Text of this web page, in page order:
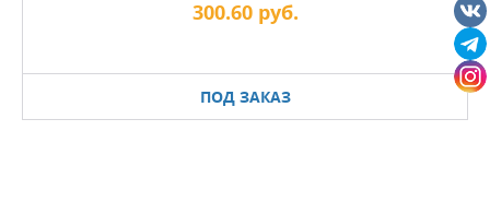
ПОД ЗАКАЗ
300.60 руб.